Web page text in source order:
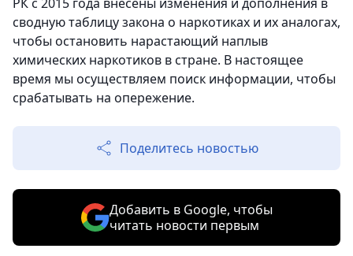
сводную таблицу закона о наркотиках и их аналогах,
чтобы остановить нарастающий наплыв
химических наркотиков в стране. В настоящее
время мы осуществляем поиск информации, чтобы
срабатывать на опережение.
Поделитесь новостью
Добавить в Google, чтобы
читать новости первым